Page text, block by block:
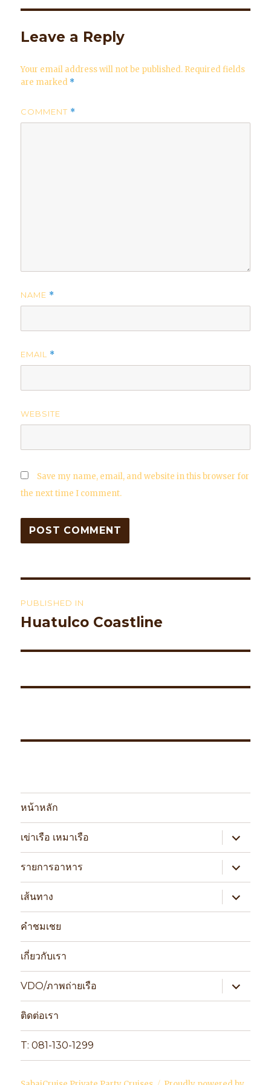
Leave a Reply
Your email address will not be published. Required fields
are marked *
COMMENT *
NAME *
EMAIL *
WEBSITE
Save my name, email, and website in this browser for
the next time I comment.
navigation
PUBLISHED IN
Huatulco Coastline
หน้าหลัก
เข่าเรือ เหมาเรือ
expand
child
menu
รายการอาหาร
expand
child
menu
เส้นทาง
expand
child
menu
คำชมเชย
เกี่ยวกับเรา
VDO/ภาพถ่ายเรือ
expand
child
menu
ติดต่อเรา
T: 081-130-1299